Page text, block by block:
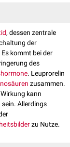
, dessen zentrale
der
Es kommt bei der
des
. Leuprorelin
zusammen.
kann
sein. Allerdings
zu Nutze.